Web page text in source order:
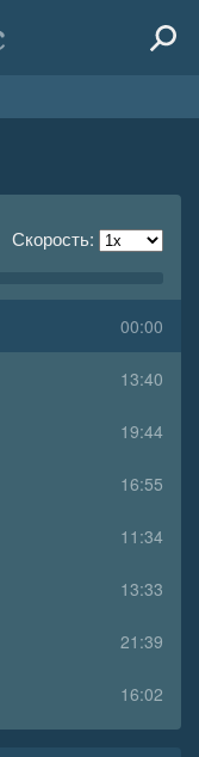
Скорость:
00:00
13:40
19:44
16:55
11:34
13:33
21:39
16:02